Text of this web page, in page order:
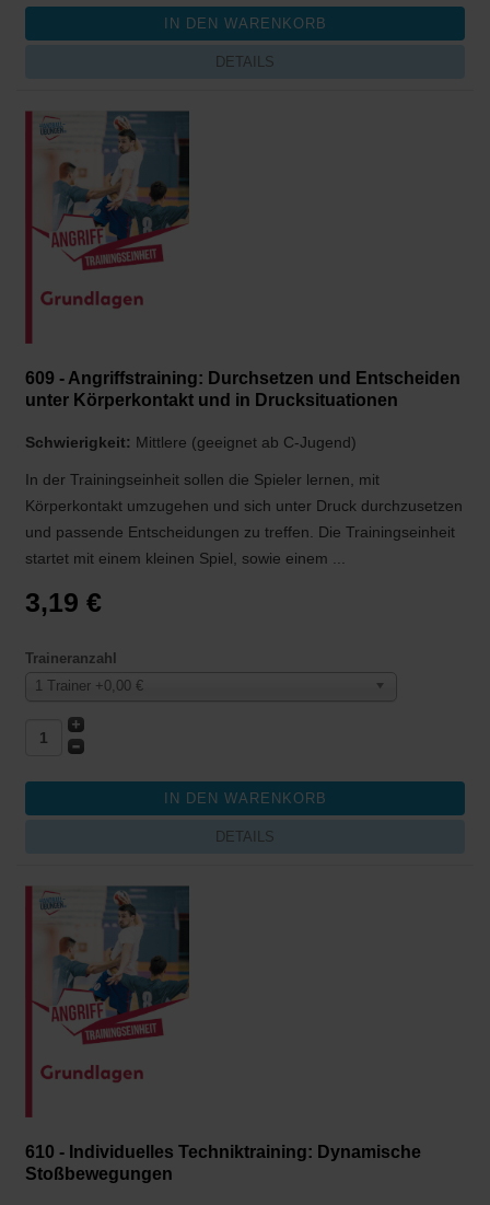
DETAILS
609 - Angriffstraining: Durchsetzen und Entscheiden
unter Körperkontakt und in Drucksituationen
Schwierigkeit: Mittlere (geeignet ab C-Jugend)
In der Trainingseinheit sollen die Spieler lernen, mit
Körperkontakt umzugehen und sich unter Druck durchzusetzen
und passende Entscheidungen zu treffen. Die Trainingseinheit
startet mit einem kleinen Spiel, sowie einem ...
3,19 €
Traineranzahl
1 Trainer +0,00 €
DETAILS
610 - Individuelles Techniktraining: Dynamische
Stoßbewegungen